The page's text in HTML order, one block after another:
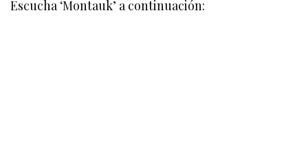
Escucha ‘Montauk’ a continuación: